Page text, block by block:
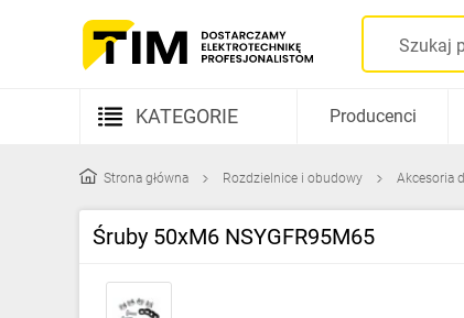
KATEGORIE
Kable i przewody
Rozdzielnice i obudowy
Elementy prowadzenia kabli
Producenci
Strona główna Rozdzielnice i obudowy Akcesoria
Śruby 50xM6 NSYGFR95M65